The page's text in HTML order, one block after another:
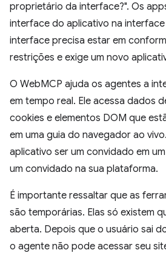
proprietário da interface?". Os
interface do aplicativo na
interface precisa estar em
restrições e exige um novo
O WebMCP ajuda os agentes a
em tempo real. Ele acessa dados
cookies e elementos DOM que
em uma guia do navegador ao
aplicativo ser um convidado em
um convidado na sua plataforma.
É importante ressaltar que as
são temporárias. Elas só existem
aberta. Depois que o usuário sai
o agente não pode acessar seu